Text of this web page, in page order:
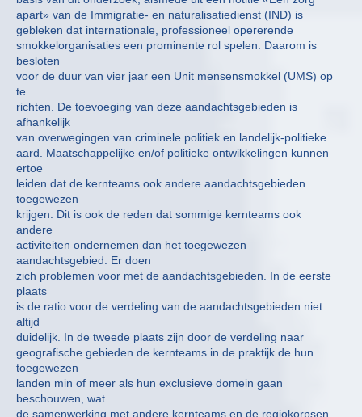
apart» van de Immigratie- en naturalisatiedienst (IND) is
gebleken dat internationale, professioneel opererende
smokkelorganisaties een prominente rol spelen. Daarom is
besloten
voor de duur van vier jaar een Unit mensensmokkel (UMS) op
te
richten. De toevoeging van deze aandachtsgebieden is
afhankelijk
van overwegingen van criminele politiek en landelijk-politieke
aard. Maatschappelijke en/of politieke ontwikkelingen kunnen
ertoe
leiden dat de kernteams ook andere aandachtsgebieden
toegewezen
krijgen. Dit is ook de reden dat sommige kernteams ook
andere
activiteiten ondernemen dan het toegewezen
aandachtsgebied. Er doen
zich problemen voor met de aandachtsgebieden. In de eerste
plaats
is de ratio voor de verdeling van de aandachtsgebieden niet
altijd
duidelijk. In de tweede plaats zijn door de verdeling naar
geografische gebieden de kernteams in de praktijk de hun
toegewezen
landen min of meer als hun exclusieve domein gaan
beschouwen, wat
de samenwerking met andere kernteams en de regiokorpsen